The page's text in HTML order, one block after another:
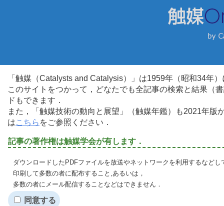
「触媒（Catalysts and Catalysis）」は1959年（昭和34年
このサイトをつかって，どなたでも全記事の検索と結果（
ドもできます．
また，「触媒技術の動向と展望」（触媒年鑑）も2021年
はこちら をご参照ください．
記事の著作権は触媒学会が有します．
ダウンロードしたPDFファイルを放送やネットワークを利用するなど
印刷して多数の者に配布すること,あるいは，
多数の者にメール配信することなどはできません．
同意する